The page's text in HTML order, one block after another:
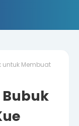
untuk Membuat
Bubuk